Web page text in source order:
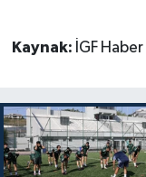
Kaynak: İGF Haber